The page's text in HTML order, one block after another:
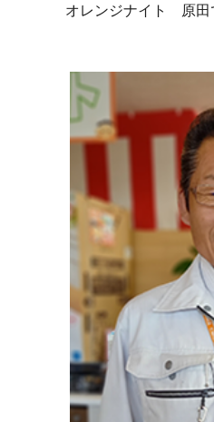
オレンジナイト 原田